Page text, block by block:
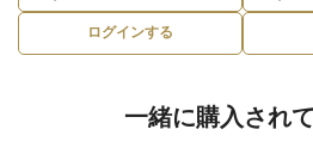
ログインする
一緒に購入され